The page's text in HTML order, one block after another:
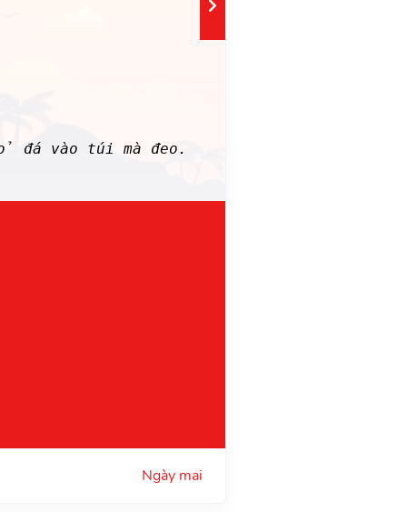
đá vào túi mà đeo.
Ngày mai